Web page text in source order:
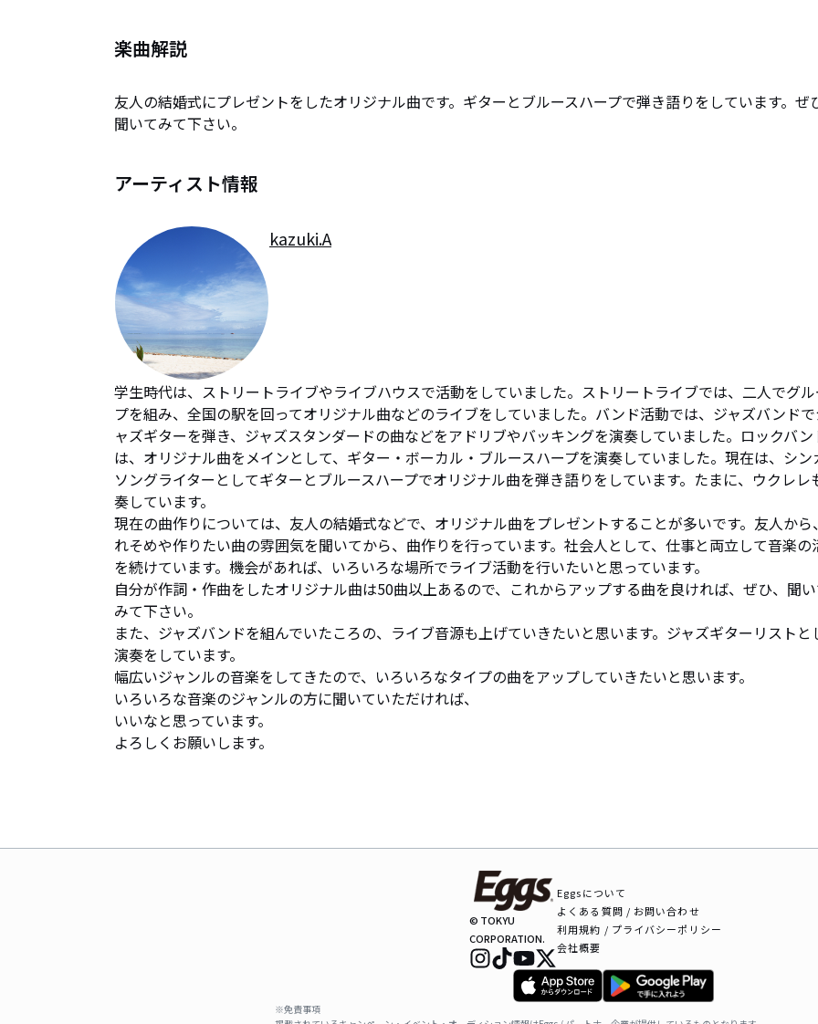
楽曲解説
友人の結婚式にプレゼントをしたオリジナル曲です。ギターとブルースハープで弾き語りをしています。ぜ
聞いてみて下さい。
アーティスト情報
kazuki.A
学生時代は、ストリートライブやライブハウスで活動をしていました。ストリートライブでは、二人でグ
プを組み、全国の駅を回ってオリジナル曲などのライブをしていました。バンド活動では、ジャズバンド
ャズギターを弾き、ジャズスタンダードの曲などをアドリブやバッキングを演奏していました。ロックバン
は、オリジナル曲をメインとして、ギター・ボーカル・ブルースハープを演奏していました。現在は、シン
ソングライターとしてギターとブルースハープでオリジナル曲を弾き語りをしています。たまに、ウクレレ
奏しています。
現在の曲作りについては、友人の結婚式などで、オリジナル曲をプレゼントすることが多いです。友人から
れそめや作りたい曲の雰囲気を聞いてから、曲作りを行っています。社会人として、仕事と両立して音楽の
を続けています。機会があれば、いろいろな場所でライブ活動を行いたいと思っています。
自分が作詞・作曲をしたオリジナル曲は50曲以上あるので、これからアップする曲を良ければ、ぜひ、聞
みて下さい。
また、ジャズバンドを組んでいたころの、ライブ音源も上げていきたいと思います。ジャズギターリストと
演奏をしています。
幅広いジャンルの音楽をしてきたので、いろいろなタイプの曲をアップしていきたいと思います。
いろいろな音楽のジャンルの方に聞いていただければ、
いいなと思っています。
よろしくお願いします。
© TOKYU
CORPORATION.
Eggsについて
よくある質問 / お問い合わせ
利用規約 / プライバシーポリシー
会社概要
※免責事項